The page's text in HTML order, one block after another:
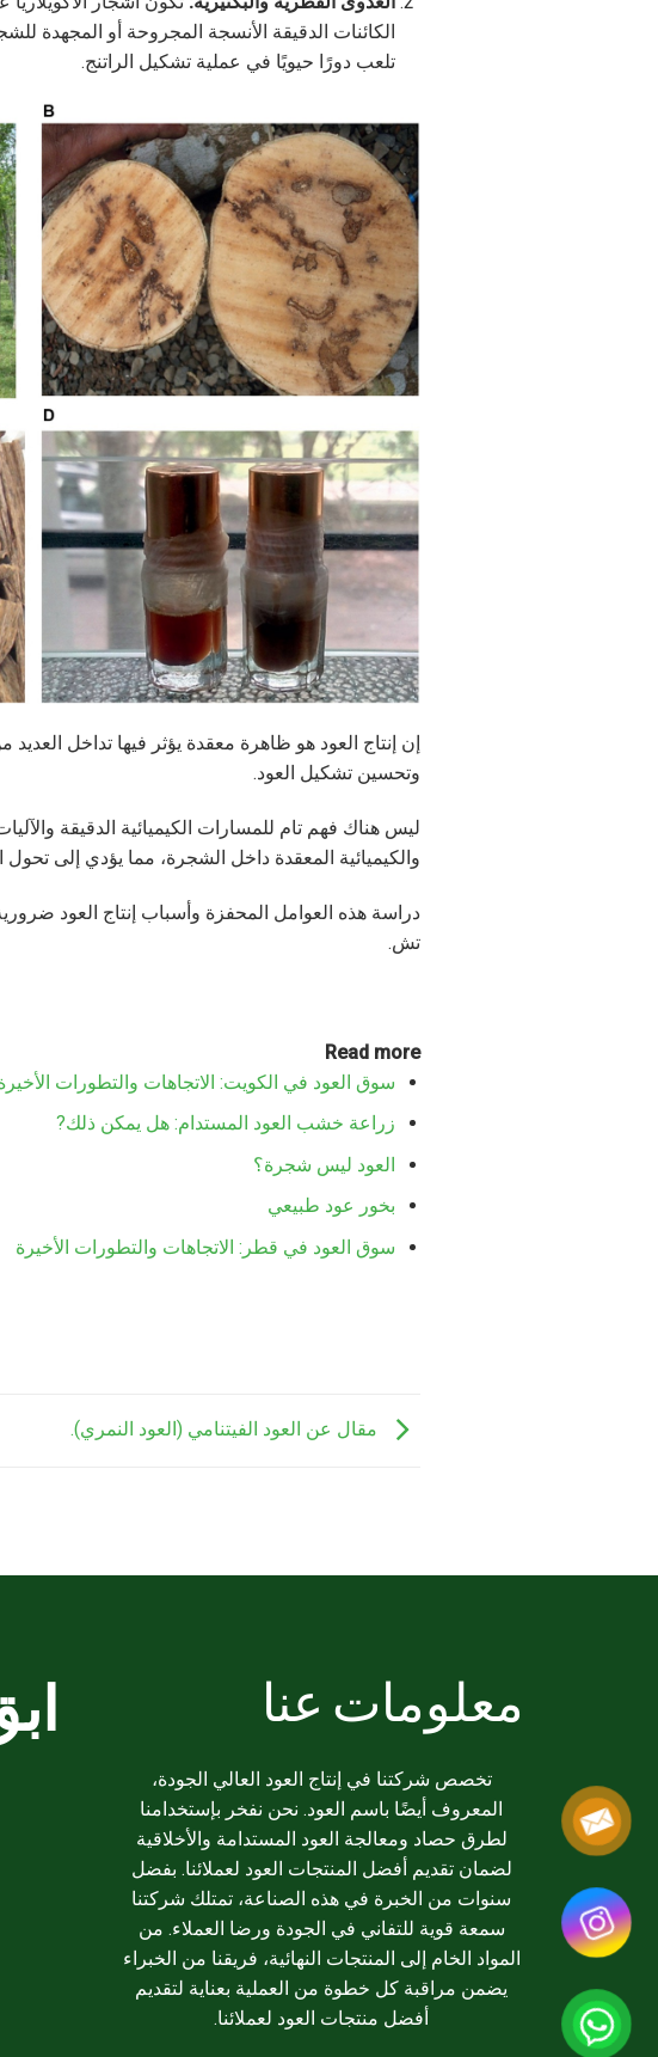
الكائنات الدقيقة الأنسجة المجروحة أو المجهدة
تلعب دورًا حيويًا في عملية تشكيل الراتنج.
إن إنتاج العود هو ظاهرة معقدة يؤثر فيها تداخل
وتحسين تشكيل العود.
ليس هناك فهم تام للمسارات الكيميائية الدقيقة
والكيميائية المعقدة داخل الشجرة، مما يؤدي إلى تحول
دراسة هذه العوامل المحفزة وأسباب إنتاج العود
تش.
Read more
سوق العود في الكويت: الاتجاهات والتطورات
زراعة خشب العود المستدام: هل يمكن ذلك?
العود ليس شجرة؟
بخور عود طبيعي
سوق العود في قطر: الاتجاهات والتطورات الأخيرة
مقال عن العود الفيتنامي (العود النمري).
معلومات عنا
تخصص شركتنا في إنتاج العود العالي الجودة،
المعروف أيضًا باسم العود. نحن نفخر بإستخدامنا
لطرق حصاد ومعالجة العود المستدامة والأخلاقية
لضمان تقديم أفضل المنتجات العود لعملائنا. بفضل
سنوات من الخبرة في هذه الصناعة، تمتلك شركتنا
سمعة قوية للتفاني في الجودة ورضا العملاء. من
المواد الخام إلى المنتجات النهائية، فريقنا من الخبراء
يضمن مراقبة كل خطوة من العملية بعناية لتقديم
أفضل منتجات العود لعملائنا.